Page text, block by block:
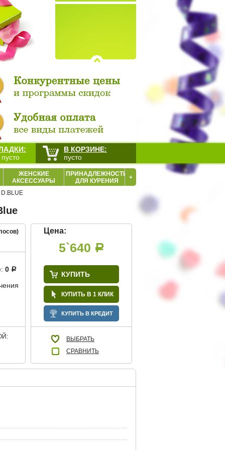
ЖЕНСКИЕ
АКСЕССУАРЫ
ПРИНАДЛЕЖНОСТИ
ДЛЯ КУРЕНИЯ
+
0 Р
Цена:
5`640 Р
КУПИТЬ
КУПИТЬ В 1 КЛИК
КУПИТЬ В КРЕДИТ
ВЫБРАТЬ
СРАВНИТЬ
В КОРЗИНЕ:
пусто